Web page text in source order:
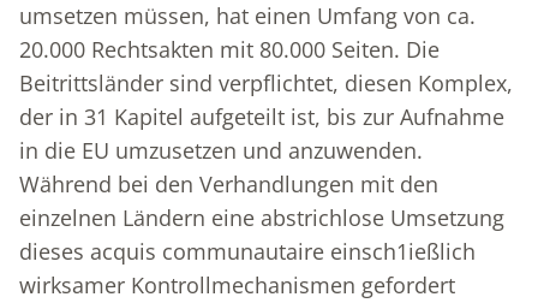
umsetzen müssen, hat einen Umfang von ca.
20.000 Rechtsakten mit 80.000 Seiten. Die
Beitrittsländer sind verpflichtet, diesen Komplex,
der in 31 Kapitel aufgeteilt ist, bis zur Aufnahme
in die EU umzusetzen und anzuwenden.
Während bei den Verhandlungen mit den
einzelnen Ländern eine abstrichlose Umsetzung
dieses acquis communautaire einsch1ießlich
wirksamer Kontrollmechanismen gefordert